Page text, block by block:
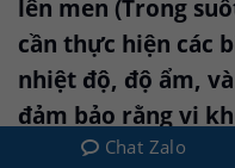
lên men (Trong
cần thực hiện các
nhiệt độ, độ ẩm,
đảm bảo rằng vi
đúng cách và sản
Chat Zalo